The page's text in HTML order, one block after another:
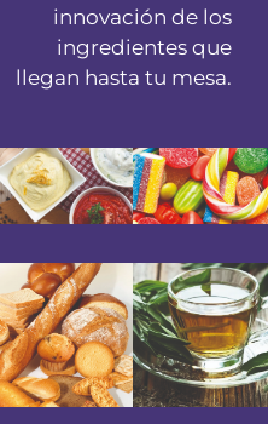
innovación de los
ingredientes que
llegan hasta tu mesa.
Lácteos Salsas
Condimentos
y
galletería